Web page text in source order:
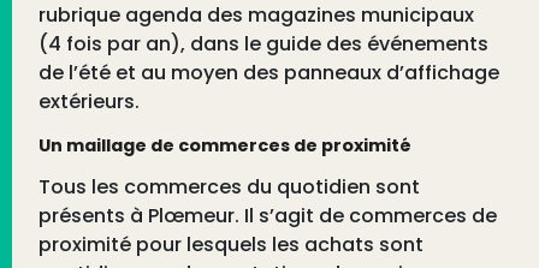
rubrique agenda des magazines municipaux
(4 fois par an), dans le guide des événements
de l’été et au moyen des panneaux d’affichage
extérieurs.
Un maillage de commerces de proximité
Tous les commerces du quotidien sont
présents à Plœmeur. Il s’agit de commerces de
proximité pour lesquels les achats sont